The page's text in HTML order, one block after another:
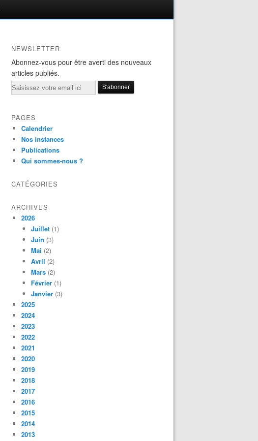
NEWSLETTER
Abonnez-vous pour être averti des nouveaux
articles publiés.
Email
PAGES
Calendrier
Nos instances
Publications
Qui sommes-nous ?
CATÉGORIES
ARCHIVES
2026
Juillet (1)
Juin (3)
Mai (2)
Avril (2)
Mars (2)
Février (1)
Janvier (3)
2025
2024
2023
2022
2021
2020
2019
2018
2017
2016
2015
2014
2013